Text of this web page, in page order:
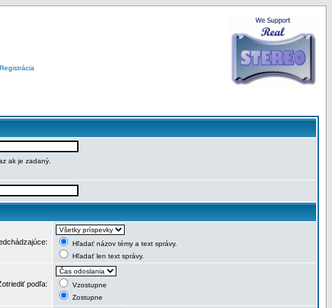
Registrácia
ak je zadaný.
Hľadať názov témy a text správy.
Hľadať len text správy.
podľa:
Vzostupne
Zostupne